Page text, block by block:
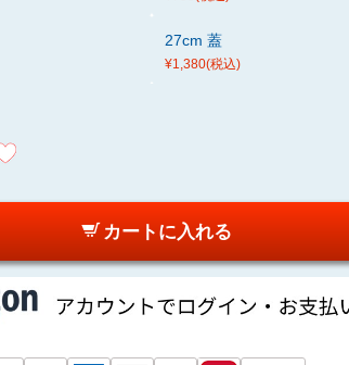
27cm 蓋
¥1,380(税込)
カートに入れる